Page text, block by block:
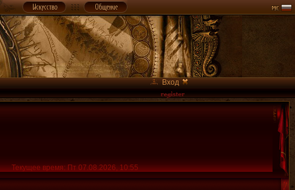
Вход
Текущее время: Пт 07.08.2026, 10:55